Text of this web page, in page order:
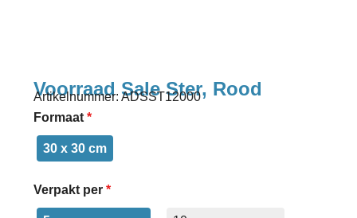
Voorraad Sale Ster, Rood
Artikelnummer: ADSST12000
Formaat *
30 x 30 cm
Verpakt per *